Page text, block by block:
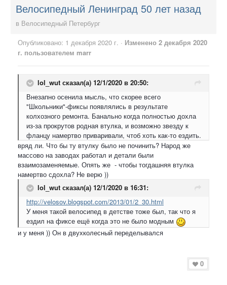
Велосипедный Ленинград 50 лет назад
в Велосипедный Петербург
Опубликовано: 1 декабря 2020 г. · Изменено 2 декабря 2020
г. пользователем marr
lol_wut сказал(а) 12/1/2020 в 20:50:
Внезапно осенила мысль, что скорее всего
"Школьники"-фиксы появлялись в результате
колхозного ремонта. Банально когда полностью дохла
из-за прокрутов родная втулка, и возможно звезду к
фланцу намертво приваривали, чтоб хоть как-то ездить.
вряд ли. Что бы ту втулку было не починить? Народ же
массово на заводах работал и детали были
взаимозаменяемые. Опять же - чтобы тогдашняя втулка
намертво сдохла? Не верю ))
lol_wut сказал(а) 12/1/2020 в 16:31:
http://velosov.blogspot.com/2013/01/2_30.html
У меня такой велосипед в детстве тоже был, так что я
ездил на фиксе ещё когда это не было модным
и у меня )) Он в двухколесный переделывался
0